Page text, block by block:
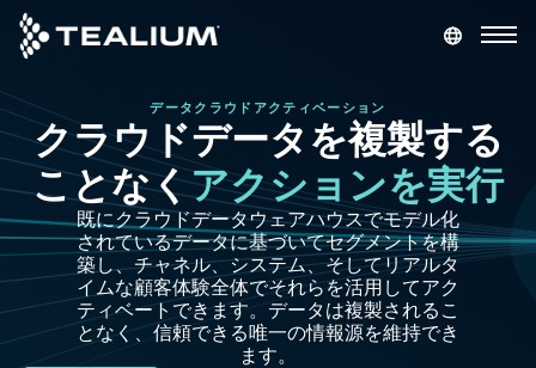
main
content
デモを依頼 ログイン
プラットフォーム
ソリューション
業種
データクラウドアクティベーション
クラウドデータを複製する
ことなくアクションを実行
既にクラウドデータウェアハウスでモデル化
されているデータに基づいてセグメントを構
築し、チャネル、システム、そしてリアルタ
イムな顧客体験全体でそれらを活用してアク
ティベートできます。データは複製されるこ
となく、信頼できる唯一の情報源を維持でき
ます。